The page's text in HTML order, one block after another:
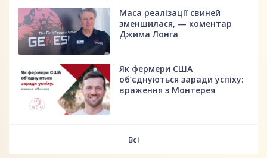
Маса реалізації свиней
зменшилася, — коментар
Джима Лонга
Як фермери США
об’єднуються заради успіху:
враження з Монтерея
Всі